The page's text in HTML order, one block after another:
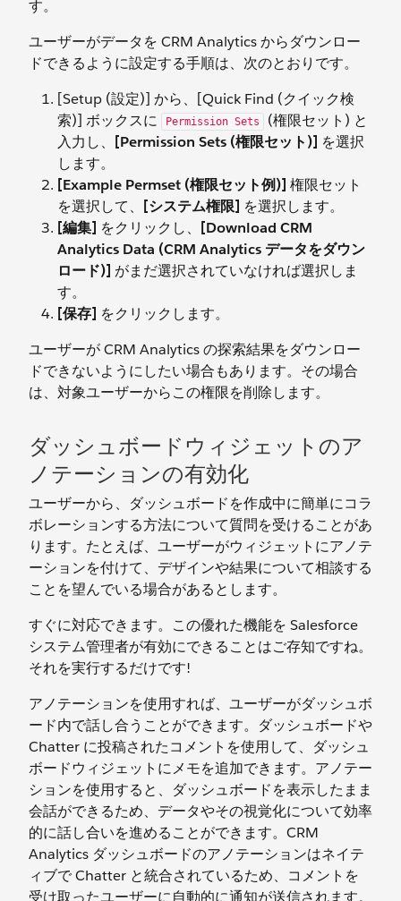
す。
ユーザーがデータを CRM Analytics からダウンロー
ドできるように設定する手順は、次のとおりです。
[Setup (設定)] から、[Quick Find (クイック検
索)] ボックスに
Permission Sets
(権限セット) と
入力し、
[Permission Sets (権限セット)] を選択
します。
[Example Permset (権限セット例)] 権限セット
を選択して、
[システム権限] を選択します。
[編集] をクリックし、
[Download CRM
Analytics Data (CRM Analytics データをダウン
ロード)] がまだ選択されていなければ選択しま
す。
[保存] をクリックします。
ユーザーが CRM Analytics の探索結果をダウンロー
ドできないようにしたい場合もあります。その場合
は、対象ユーザーからこの権限を削除します。
ダッシュボードウィジェットのア
ノテーションの有効化
ユーザーから、ダッシュボードを作成中に簡単にコラ
ボレーションする方法について質問を受けることがあ
ります。たとえば、ユーザーがウィジェットにアノテ
ーションを付けて、デザインや結果について相談する
ことを望んでいる場合があるとします。
すぐに対応できます。この優れた機能を Salesforce
システム管理者が有効にできることはご存知ですね。
それを実行するだけです!
アノテーションを使用すれば、ユーザーがダッシュボ
ード内で話し合うことができます。ダッシュボードや
Chatter に投稿されたコメントを使用して、ダッシュ
ボードウィジェットにメモを追加できます。アノテー
ションを使用すると、ダッシュボードを表示したまま
会話ができるため、データやその視覚化について効率
的に話し合いを進めることができます。CRM
Analytics ダッシュボードのアノテーションはネイテ
ィブで Chatter と統合されているため、コメントを
受け取ったユーザーに自動的に通知が送信されます。